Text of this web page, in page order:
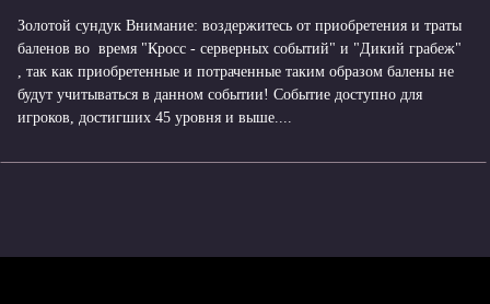
Золотой сундук Внимание: воздержитесь от приобретения и траты
баленов во время "Кросс - серверных событий" и "Дикий грабеж"
, так как приобретенные и потраченные таким образом балены не
будут учитываться в данном событии! Событие доступно для
игроков, достигших 45 уровня и выше....